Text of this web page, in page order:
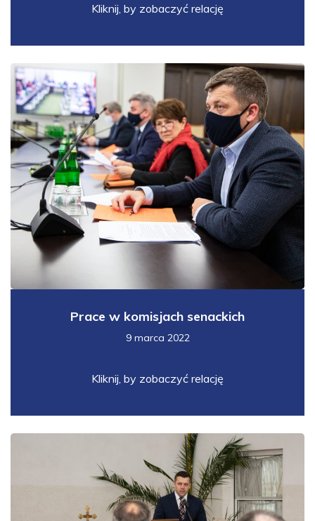
Kliknij, by zobaczyć relację
Prace w komisjach senackich
9 marca 2022
Kliknij, by zobaczyć relację